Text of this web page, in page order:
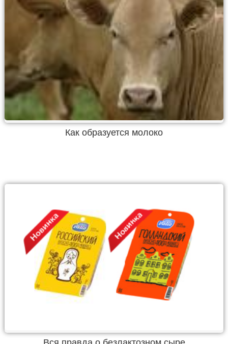
Как образуется молоко